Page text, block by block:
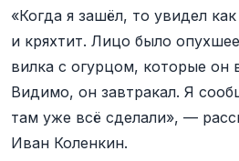
«Когда я зашёл, то увидел
и кряхтит. Лицо было
вилка с огурцом, которые он
Видимо, он завтракал. Я
там уже всё сделали», —
Иван Коленкин.